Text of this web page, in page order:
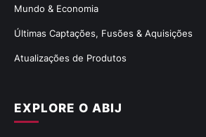
EXPLORE O ABIJ
Mundo & Economia
Últimas Captações, Fusões & Aquisições
Atualizações de Produtos